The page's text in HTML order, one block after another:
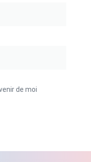
de moi